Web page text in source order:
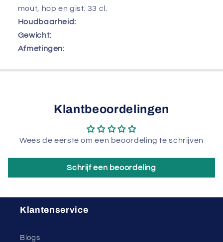
mout, hop en gist. 33 cl.
Houdbaarheid:
Gewicht:
Afmetingen:
Klantbeoordelingen
Wees de eerste om een beoordeling te schrijven
Schrijf een beoordeling
Klantenservice
Blogs